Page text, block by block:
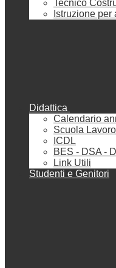
Tecnico
Istruzione per
Didattica
Calendario
Scuola Lavoro
ICDL
BES - DSA -
Link Utili
Studenti e Genitori